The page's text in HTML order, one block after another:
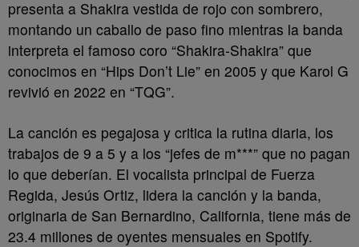
presenta a Shakira vestida de rojo con sombrero,
montando un caballo de paso fino mientras la banda
interpreta el famoso coro “Shakira-Shakira” que
conocimos en “Hips Don’t Lie” en 2005 y que Karol G
revivió en 2022 en “TQG”.
La canción es pegajosa y critica la rutina diaria, los
trabajos de 9 a 5 y a los “jefes de m***” que no pagan
lo que deberían. El vocalista principal de Fuerza
Regida, Jesús Ortiz, lidera la canción y la banda,
originaria de San Bernardino, California, tiene más de
23.4 millones de oyentes mensuales en Spotify.